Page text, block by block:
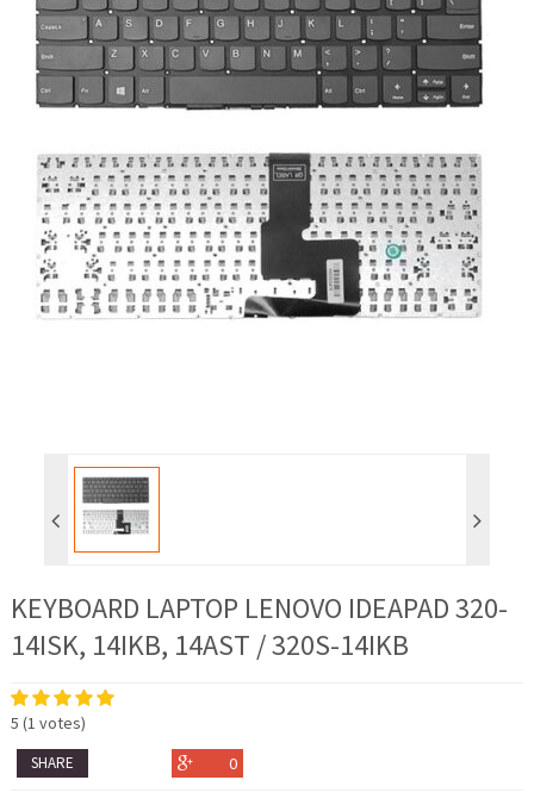
KEYBOARD LAPTOP LENOVO IDEAPAD 320-
14ISK, 14IKB, 14AST / 320S-14IKB
5 (1 votes)
SHARE 0